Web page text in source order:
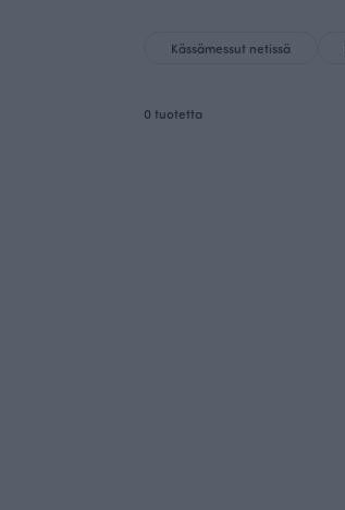
Kässämessut netissä
0 tuotetta